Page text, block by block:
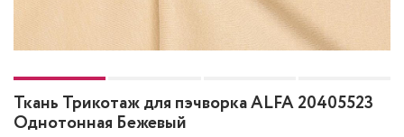
Ткань Трикотаж для пэчворка ALFA 20405523
Однотонная Бежевый